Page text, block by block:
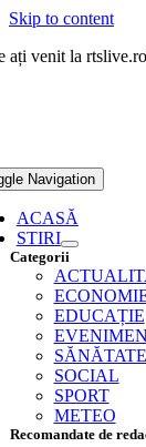
Skip to content
ați venit la
Navigation
ACASĂ
STIRI
Categorii
EDUCAȚIE
SĂNĂTATE
SOCIAL
SPORT
METEO
Recomandate de